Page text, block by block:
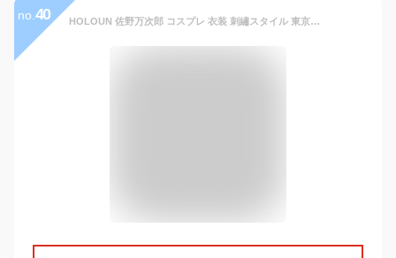
no. 40 HOLOUN 佐野万次郎 コスプレ 衣装 刺繡スタイル 東京會 総長 特攻服 コスプレ アニメ 祭り 衣装 (S, 総長)